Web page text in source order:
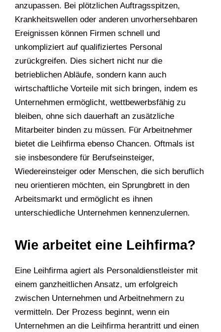
anzupassen. Bei plötzlichen Auftragsspitzen,
Krankheitswellen oder anderen unvorhersehbaren
Ereignissen können Firmen schnell und
unkompliziert auf qualifiziertes Personal
zurückgreifen. Dies sichert nicht nur die
betrieblichen Abläufe, sondern kann auch
wirtschaftliche Vorteile mit sich bringen, indem es
Unternehmen ermöglicht, wettbewerbsfähig zu
bleiben, ohne sich dauerhaft an zusätzliche
Mitarbeiter binden zu müssen. Für Arbeitnehmer
bietet die Leihfirma ebenso Chancen. Oftmals ist
sie insbesondere für Berufseinsteiger,
Wiedereinsteiger oder Menschen, die sich beruflich
neu orientieren möchten, ein Sprungbrett in den
Arbeitsmarkt und ermöglicht es ihnen
unterschiedliche Unternehmen kennenzulernen.
Wie arbeitet eine Leihfirma?
Eine Leihfirma agiert als Personaldienstleister mit
einem ganzheitlichen Ansatz, um erfolgreich
zwischen Unternehmen und Arbeitnehmern zu
vermitteln. Der Prozess beginnt, wenn ein
Unternehmen an die Leihfirma herantritt und einen